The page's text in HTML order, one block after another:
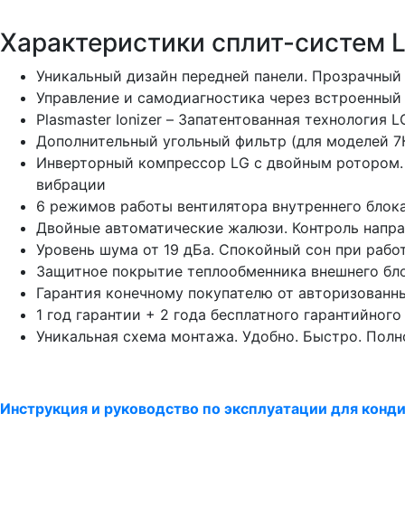
Характеристики сплит-систем
Уникальный дизайн передней панели.
Управление и самодиагностика через
Plasmaster Ionizer – Запатентованная
Дополнительный угольный фильтр (для моделей
Инверторный компрессор LG с двойным
вибрации
6 режимов работы вентилятора внутреннего
Двойные автоматические жалюзи. Контроль
Уровень шума от 19 дБа. Спокойный сон при
Защитное покрытие теплообменника внешнего
Гарантия конечному покупателю от
1 год гарантии + 2 года бесплатного
Уникальная схема монтажа. Удобно. Быстро.
Инструкция и руководство по эксплуатации для